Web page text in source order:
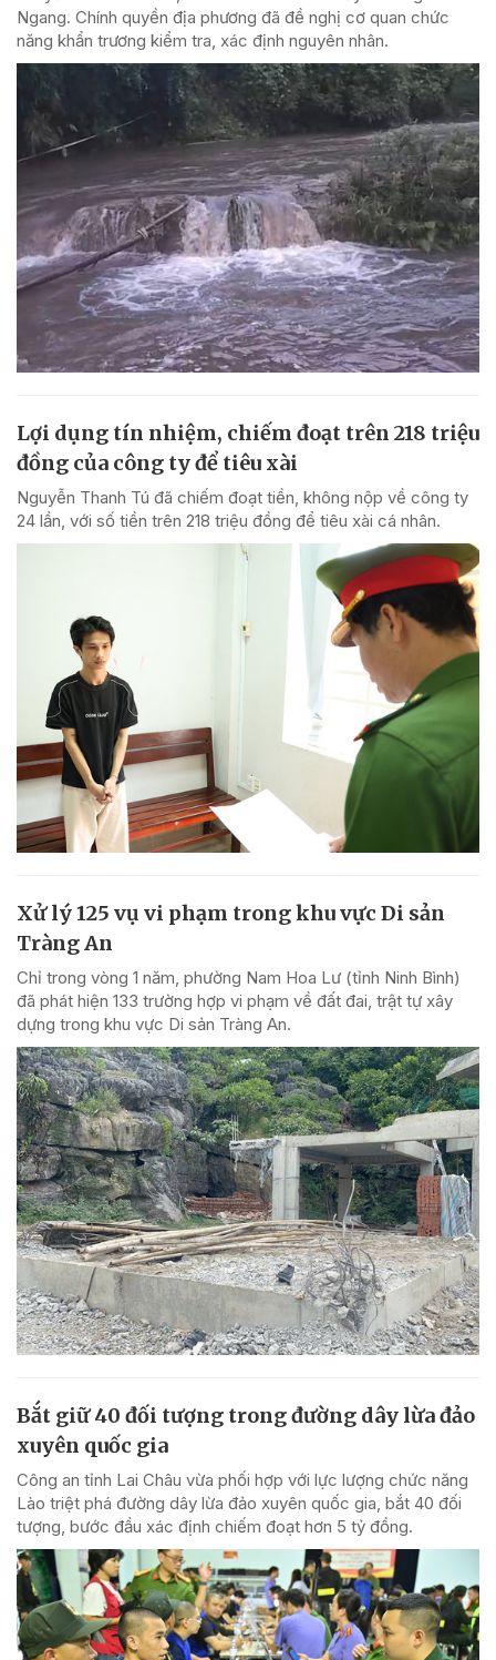
Ngang. Chính quyền địa phương đã đề nghị cơ quan chức
năng khẩn trương kiểm tra, xác định nguyên nhân.
Lợi dụng tín nhiệm, chiếm đoạt trên 218 triệu
đồng của công ty để tiêu xài
Nguyễn Thanh Tú đã chiếm đoạt tiền, không nộp về công ty
24 lần, với số tiền trên 218 triệu đồng để tiêu xài cá nhân.
Xử lý 125 vụ vi phạm trong khu vực Di sản
Tràng An
Chỉ trong vòng 1 năm, phường Nam Hoa Lư (tỉnh Ninh Bình)
đã phát hiện 133 trường hợp vi phạm về đất đai, trật tự xây
dựng trong khu vực Di sản Tràng An.
Bắt giữ 40 đối tượng trong đường dây lừa đảo
xuyên quốc gia
Công an tỉnh Lai Châu vừa phối hợp với lực lượng chức năng
Lào triệt phá đường dây lừa đảo xuyên quốc gia, bắt 40 đối
tượng, bước đầu xác định chiếm đoạt hơn 5 tỷ đồng.